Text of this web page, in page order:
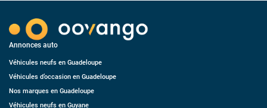
Annonces auto
Véhicules neufs en Guadeloupe
Véhicules d’occasion en Guadeloupe
Nos marques en Guadeloupe
Véhicules neufs en Guyane